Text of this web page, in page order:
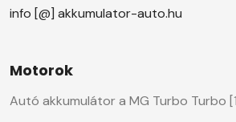
info [@] akkumulator-auto.hu
Motorok
Autó akkumulátor a MG Turbo Turbo